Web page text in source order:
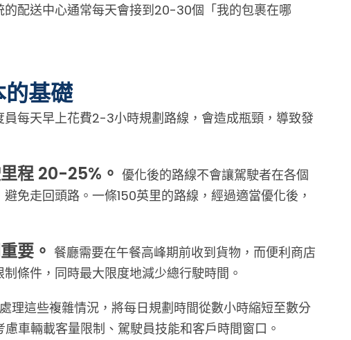
配送中心通常每天會接到20-30個「我的包裹在哪
基礎
每天早上花費2-3小時規劃路線，會造成瓶頸，導致發
程 20-25%。 優化後的路線不會讓駕駛者在各個
免走回頭路。一條150英里的路線，經過適當優化後，
要。 餐廳需要在午餐高峰期前收到貨物，而便利商店
條件，同時最大限度地減少總行駛時間。
理這些複雜情況，將每日規劃時間從數小時縮短至數分
車輛載客量限制、駕駛員技能和客戶時間窗口。